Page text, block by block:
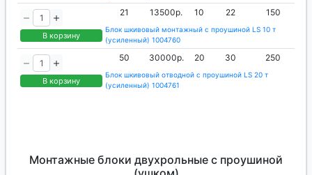
В корзину
21 13500р. 10 22 150
Блок шкивовый монтажный с проушиной LS 10 т
(усиленный) 1004760
В корзину
50 30000р. 20 30 250
Блок шкивовый отводной с проушиной LS 20 т
(усиленный) 1004761
Монтажные блоки двухрольные с проушиной